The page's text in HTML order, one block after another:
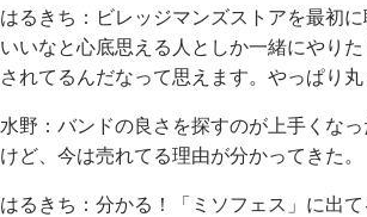
はるきち：ビレッジマンズストアを最初
いいなと心底思える人としか一緒にやり
されてるんだなって思えます。やっぱり
水野：バンドの良さを探すのが上手くな
けど、今は売れてる理由が分かってきた。
はるきち：分かる！「ミソフェス」に出